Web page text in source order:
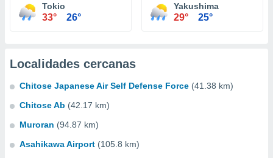
Tokio
33° 26°
Yakushima
29° 25°
Localidades cercanas
Chitose Japanese Air Self Defense Force (41.38 km)
Chitose Ab (42.17 km)
Muroran (94.87 km)
Asahikawa Airport (105.8 km)